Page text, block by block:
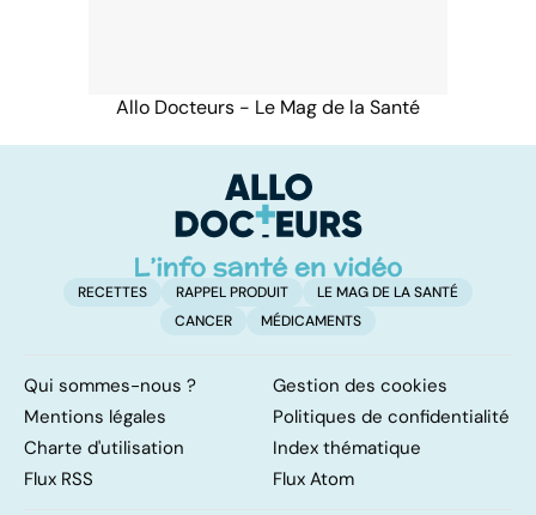
Allo Docteurs - Le Mag de la Santé
RECETTES RAPPEL PRODUIT
LE MAG DE LA SANTÉ
CANCER
MÉDICAMENTS
Qui sommes-nous ?
Gestion des cookies
Mentions légales
Politiques de confidentialité
Charte d'utilisation
Index thématique
Flux RSS
Flux Atom